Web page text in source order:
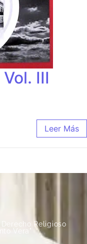
III
Leer Más
Religioso
Vera"